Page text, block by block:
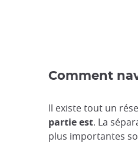
Comment
Il existe tout un
partie est. La
plus importantes